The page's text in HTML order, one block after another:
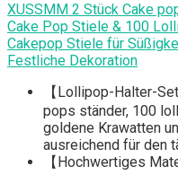
XUSSMM 2 Stück Cake
Cake Pop Stiele & 100
Cakepop Stiele für
Festliche Dekoration
【Lollipop-Halter-
pops ständer, 100
goldene Krawatten
ausreichend für den
【Hochwertiges